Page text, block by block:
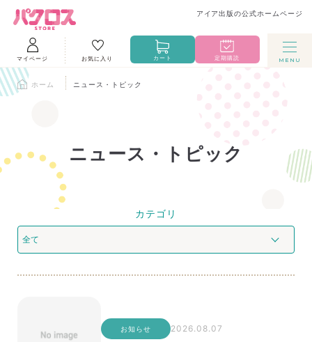
アイア出版の公式ホームページ
マイページ お気に入り カート 定期購読
ホーム ニュース・トピック
ニュース・トピック
カテゴリ
お知らせ 2026.08.07